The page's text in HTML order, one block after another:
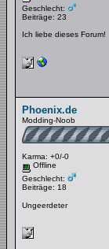
Geschlecht:
Beiträge: 23
Ich liebe dieses Forum!
Phoenix.de
Modding-Noob
Karma: +0/-0
Offline
Geschlecht:
Beiträge: 18
Ungeerdeter